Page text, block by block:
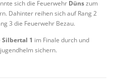
sich die Feuerwehr Dünszum
Dahinter reihen sich auf Rang 2
3 die Feuerwehr Bezau.
Silbertal 1 im Finale durch und
sichern.